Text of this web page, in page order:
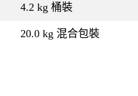
4.2 kg 桶裝
20.0 kg 混合包裝